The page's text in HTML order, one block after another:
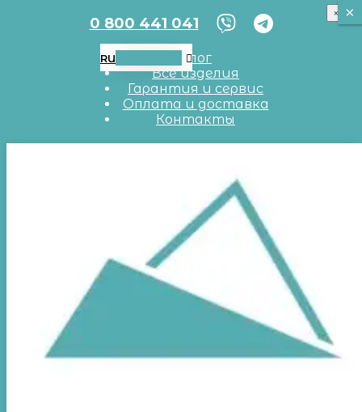
0 800 441 041
Блог
Все изделия
Гарантия и сервис
Оплата и доставка
Контакты
×
RU
×
×